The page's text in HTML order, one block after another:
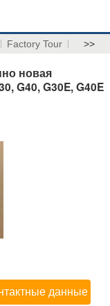
Factory Tour >>
новая
G40, G30E, G40E
данные